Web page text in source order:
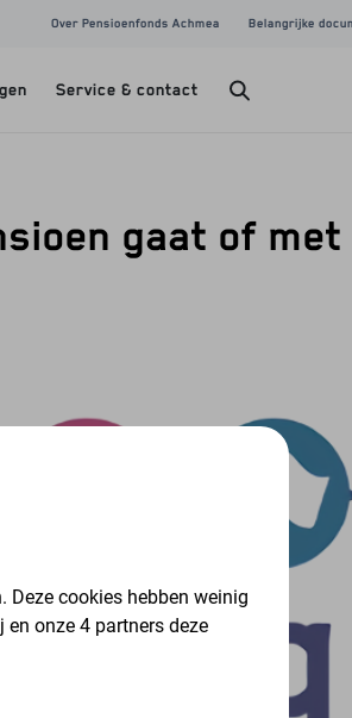
Over Pensioenfonds Achmea Belangrijke
Service & contact
gaat of met
Deze cookies hebben weinig
onze 4 partners deze